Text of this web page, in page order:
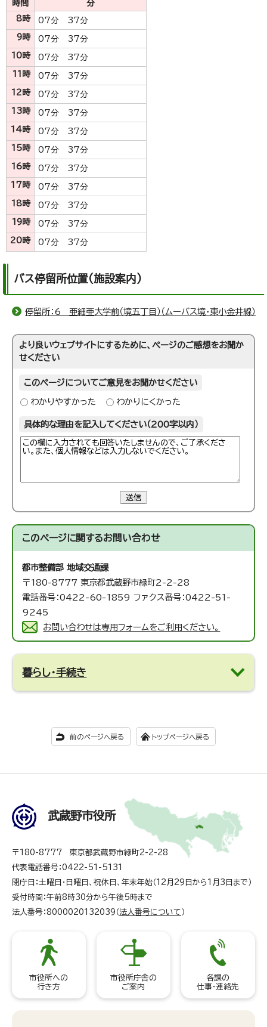
時間
分
8時
07分 37分
9時
07分 37分
10時
07分 37分
11時
07分 37分
12時
07分 37分
13時
07分 37分
14時
07分 37分
15時
07分 37分
16時
07分 37分
17時
07分 37分
18時
07分 37分
19時
07分 37分
20時
07分 37分
バス停留所位置(施設案内)
停留所：6 亜細亜大学前（境五丁目）（ムーバス境・東小金井線）
より良いウェブサイトにするために、ページのご感想をお聞か
せください
このページについてご意見をお聞かせください
わかりやすかった わかりにくかった
具体的な理由を記入してください（200字以内）
送信
このページに関するお問い合わせ
都市整備部 地域交通課
〒180-8777 東京都武蔵野市緑町2-2-28
電話番号：0422-60-1859 ファクス番号：0422-51-
9245
お問い合わせは専用フォームをご利用ください。
暮らし・手続き
前のページへ戻る トップページへ戻る
武蔵野市役所
〒180-8777 東京都武蔵野市緑町2-2-28
代表電話番号：0422-51-5131
閉庁日：土曜日・日曜日、祝休日、年末年始（12月29日から1月3日まで）
受付時間：午前8時30分から午後5時まで
法人番号：8000020132039（ 法人番号について ）
市役所への
行き方
市役所庁舎の
ご案内
各課の
仕事・連絡先